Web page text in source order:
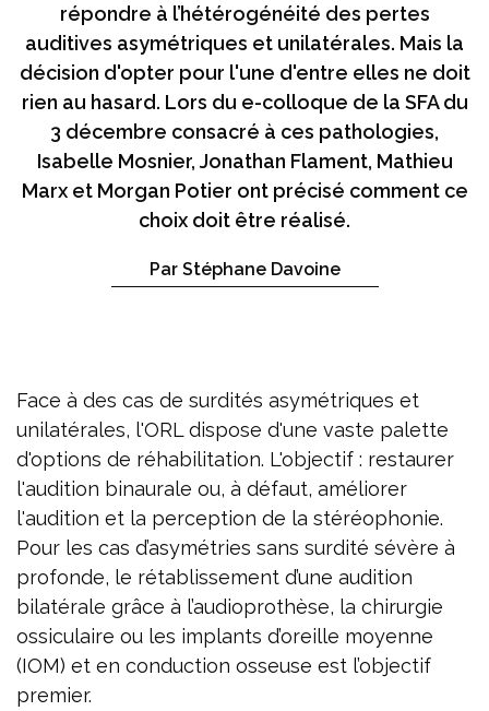
répondre à l’hétérogénéité des pertes
auditives asymétriques et unilatérales. Mais la
décision d'opter pour l'une d'entre elles ne doit
rien au hasard. Lors du e-colloque de la SFA du
3 décembre consacré à ces pathologies,
Isabelle Mosnier, Jonathan Flament, Mathieu
Marx et Morgan Potier ont précisé comment ce
choix doit être réalisé.
Par Stéphane Davoine
Face à des cas de surdités asymétriques et
unilatérales, l'ORL dispose d'une vaste palette
d'options de réhabilitation. L'objectif : restaurer
l'audition binaurale ou, à défaut, améliorer
l'audition et la perception de la stéréophonie.
Pour les cas d’asymétries sans surdité sévère à
profonde, le rétablissement d’une audition
bilatérale grâce à l’audioprothèse, la chirurgie
ossiculaire ou les implants d’oreille moyenne
(IOM) et en conduction osseuse est l’objectif
premier.